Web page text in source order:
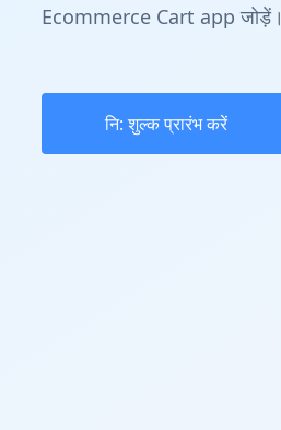
Ecommerce Cart app जोड़ें।
नि: शुल्क प्रारंभ करें